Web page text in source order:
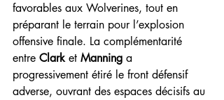
favorables aux Wolverines, tout en
préparant le terrain pour l’explosion
offensive finale. La complémentarité
entre Clark et Manning a
progressivement étiré le front défensif
adverse, ouvrant des espaces décisifs au